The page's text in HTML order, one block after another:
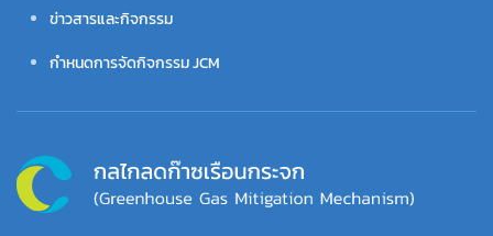
ข่าวสารและกิจกรรม
กำหนดการจัดกิจกรรม JCM